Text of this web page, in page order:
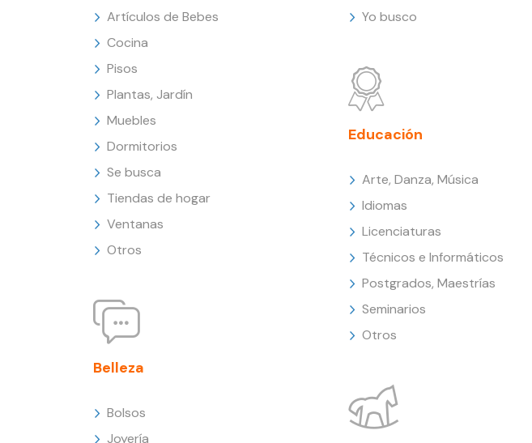
Artículos de Bebes
Cocina
Pisos
Plantas, Jardín
Muebles
Dormitorios
Se busca
Tiendas de hogar
Ventanas
Otros
Belleza
Bolsos
Joyería
Yo busco
Educación
Arte, Danza, Música
Idiomas
Licenciaturas
Técnicos e Informáticos
Postgrados, Maestrías
Seminarios
Otros